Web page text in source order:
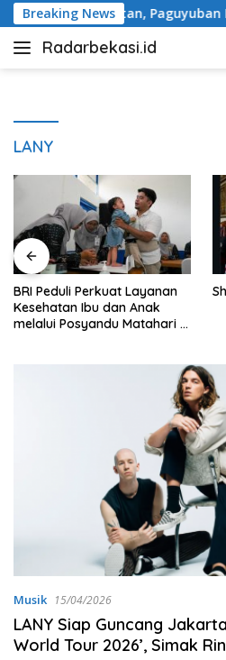
Langsung
ke
konten
Breaking News
Peringatan, Paguyuban
Radarbekasi.id
Berita
LANY
BRI Peduli Perkuat Layanan
Kesehatan Ibu dan Anak
melalui Posyandu Matahari di
Musik 15/04/2026
LANY Siap Guncang
World Tour 2026’, Simak